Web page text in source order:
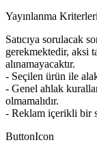
Yayınlanma Kriterleri
Satıcıya sorulacak
gerekmektedir, aksi
alınamayacaktır.
- Seçilen ürün ile
- Genel ahlak
olmamalıdır.
- Reklam içerikli bir
ButtonIcon